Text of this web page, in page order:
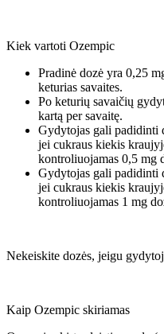
Kiek vartoti Ozempic
Pradinė dozė yra 0,25
keturias savaites.
Po keturių savaičių
kartą per savaitę.
Gydytojas gali padidinti
jei cukraus kiekis
kontroliuojamas 0,5 mg
Gydytojas gali padidinti
jei cukraus kiekis
kontroliuojamas 1 mg
Nekeiskite dozės, jeigu
Kaip Ozempic skiriamas